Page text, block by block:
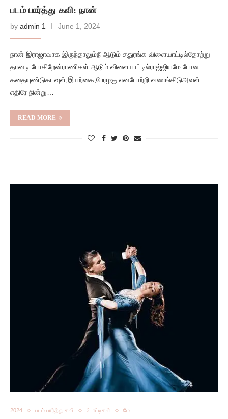
படம் பார்த்து கவி: நான்
by admin 1 June 1, 2024
நான் இராஜாவாக இருந்தாலும்நீ ஆடும் சதுரங்க விளையாட்டில்தோற்று
தானடி போகிறேன்ராணிகள் ஆடும் விளையாட்டில்ராஜ்ஜியமே போன
கதையுண்டுகடவுள்,இயற்கை,பேரழகு எனபோற்றி வணங்கிடுஅவள்
எதிரே நின்று…
READ MORE
2024 படம் பார்த்து கவி போட்டிகள் மே